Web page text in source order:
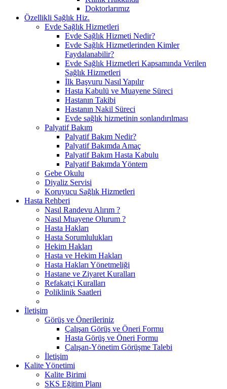
Doktorlarımız
Özellikli Sağlık Hiz.
Evde Sağlık Hizmetleri
Evde Sağlık Hizmeti Nedir?
Evde Sağlık Hizmetlerinden Kimler
Faydalanabilir?
Evde Sağlık Hizmetleri Kapsamında Verilen
Sağlık Hizmetleri
İlk Başvuru Nasıl Yapılır
Hasta Kabulü ve Muayene Süreci
Hastanın Takibi
Hastanın Nakil Süreci
Evde sağlık hizmetinin sonlandırılması
Palyatif Bakım
Palyatif Bakım Nedir?
Palyatif Bakımda Amaç
Palyatif Bakım Hasta Kabulu
Palyatif Bakımda Yöntem
Gebe Okulu
Diyaliz Servisi
Koruyucu Sağlık Hizmetleri
Hasta Rehberi
Nasıl Randevu Alırım ?
Nasıl Muayene Olurum ?
Hasta Hakları
Hasta Sorumlulukları
Hekim Hakları
Hasta ve Hekim Hakları
Hasta Hakları Yönetmeliği
Hastane ve Ziyaret Kuralları
Refakatçi Kuralları
Poliklinik Saatleri
İletişim
Görüş ve Önerileriniz
Çalışan Görüş ve Öneri Formu
Hasta Görüş ve Öneri Formu
Çalışan-Yönetim Görüşme Talebi
İletişim
Kalite Yönetimi
Kalite Birimi
SKS Eğitim Planı